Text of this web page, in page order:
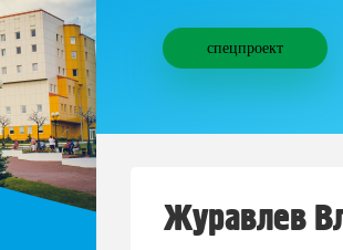
спецпроект
Журавлев